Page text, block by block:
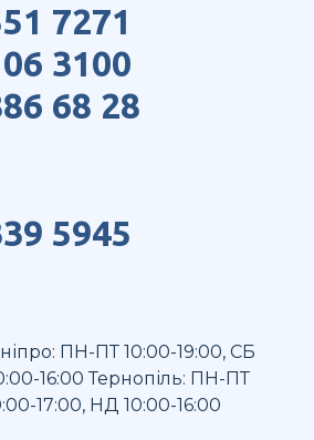
7271
3100
68 28
5945
ПН-ПТ 10:00-19:00, СБ
16:00 Тернопіль: ПН-ПТ
17:00, НД 10:00-16:00